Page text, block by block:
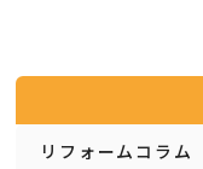
リフォームコラム